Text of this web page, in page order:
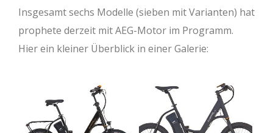
Insgesamt sechs Modelle (sieben mit Varianten) hat
prophete derzeit mit AEG-Motor im Programm.
Hier ein kleiner Überblick in einer Galerie: